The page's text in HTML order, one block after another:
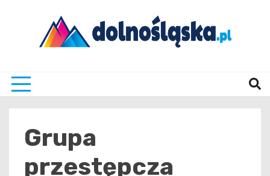
Grupa
przestępcza